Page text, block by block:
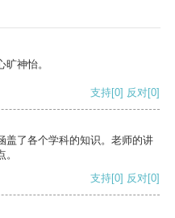
神怡。
支持[0] 反对[0]
盖了各个学科的知识。老师的讲
支持[0] 反对[0]